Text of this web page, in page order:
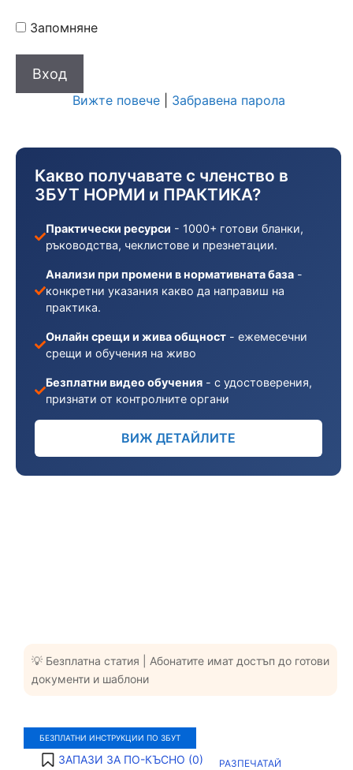
💡 Безплатна статия | Абонатите имат достъп до готови
документи и шаблони
БЕЗПЛАТНИ ИНСТРУКЦИИ ПО ЗБУТ
ЗАПАЗИ ЗА ПО-КЪСНО (0) РАЗПЕЧАТАЙ
Запомняне
Вижте повече| Забравена парола
Какво получавате с членство в
ЗБУТ НОРМИ и ПРАКТИКА?
Практически ресурси - 1000+ готови бланки,
ръководства, чеклистове и презнетации.
Анализи при промени в нормативната база -
конкретни указания какво да направиш на
практика.
Онлайн срещи и жива общност - ежемесечни
срещи и обучения на живо
Безплатни видео обучения - с удостоверения,
признати от контролните органи
ВИЖ ДЕТАЙЛИТЕ